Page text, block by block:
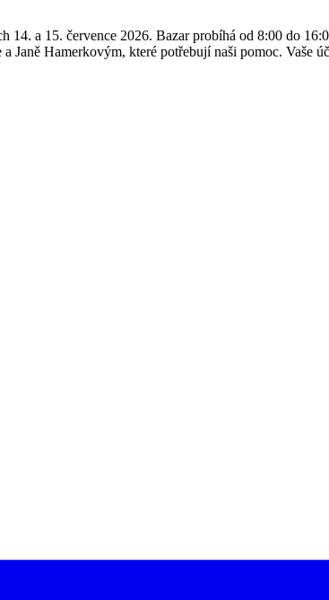
a 15. července 2026. Bazar probíhá od 8:00 do
Hamerkovým, které potřebují naši pomoc. Vaše